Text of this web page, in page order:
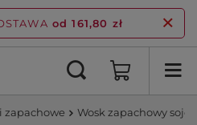
od 161,80 zł
zapachowe Wosk zapachowy